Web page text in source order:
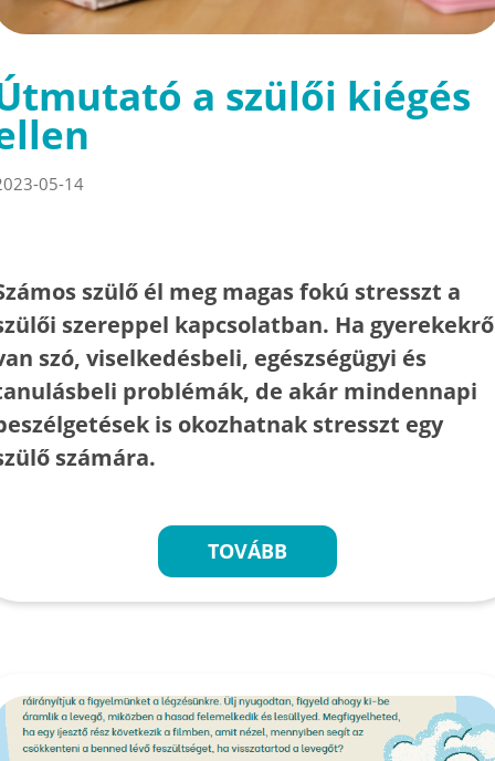
a szülői kiégés
05-14
szülő él meg magas fokú stresszt a
szereppel kapcsolatban. Ha
szó, viselkedésbeli, egészségügyi és
problémák, de akár mindennapi
is okozhatnak stresszt egy
számára.
TOVÁBB